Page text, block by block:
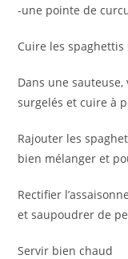
-une pointe de
Cuire les
Dans une
surgelés et cuire à
Rajouter les
bien mélanger et
Rectifier
et saupoudrer de
Servir bien chaud